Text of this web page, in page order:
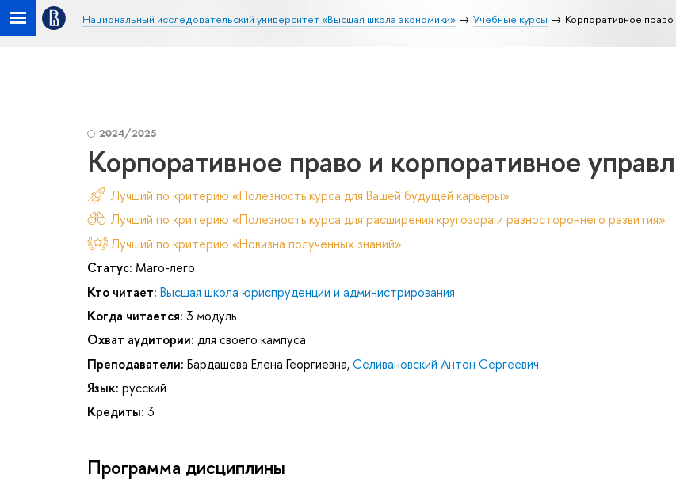
Национальный исследовательский университет «Высшая школа экономики» Учебные курсы Корпоративное
2024/2025
Корпоративное право и корпоративное
Лучший по критерию «Полезность курса для Вашей будущей карьеры»
Лучший по критерию «Полезность курса для расширения кругозора и разностороннего развития»
Лучший по критерию «Новизна полученных знаний»
Статус: Маго-лего
Кто читает: Высшая школа юриспруденции и администрирования
Когда читается: 3 модуль
Охват аудитории: для своего кампуса
Преподаватели: Бардашева Елена Георгиевна,Селивановский Антон Сергеевич
Язык: русский
Кредиты: 3
Программа дисциплины